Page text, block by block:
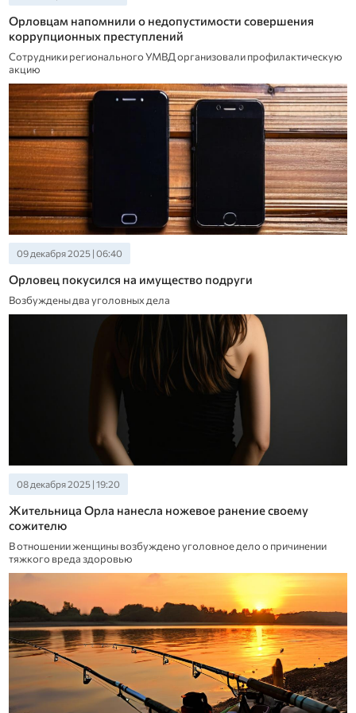
Орловцам напомнили о недопустимости совершения
коррупционных преступлений
Сотрудники регионального УМВД организовали профилактическую
акцию
09 декабря 2025 | 06:40
Орловец покусился на имущество подруги
Возбуждены два уголовных дела
08 декабря 2025 | 19:20
Жительница Орла нанесла ножевое ранение своему
сожителю
В отношении женщины возбуждено уголовное дело о причинении
тяжкого вреда здоровью